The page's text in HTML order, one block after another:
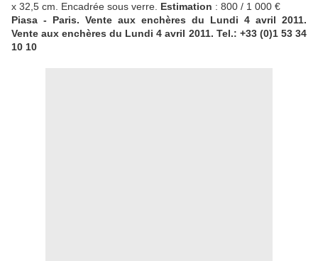
x 32,5 cm. Encadrée sous verre. Estimation : 800 / 1 000 €
Piasa - Paris. Vente aux enchères du Lundi 4 avril 2011.
Vente aux enchères du Lundi 4 avril 2011. Tel.: +33 (0)1 53 34
10 10